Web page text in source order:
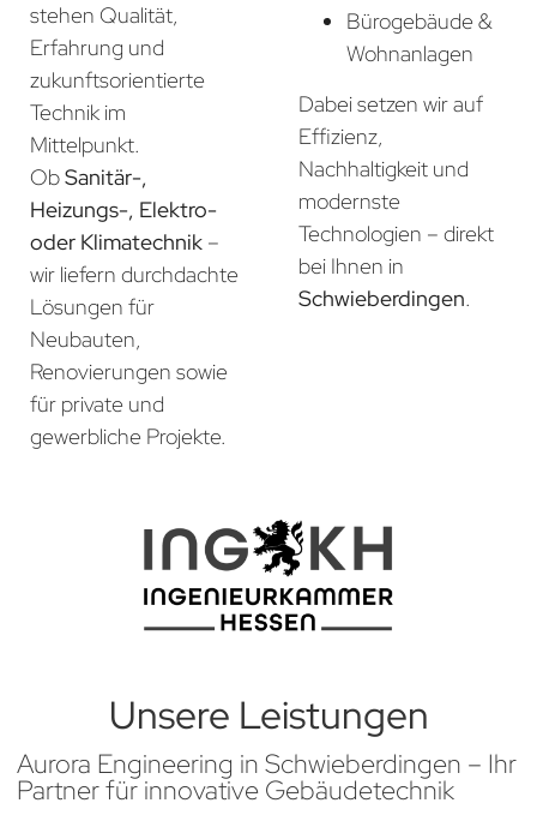
stehen Qualität,
Erfahrung und
zukunftsorientierte
Technik im
Mittelpunkt.
ObSanitär-,
Heizungs-, Elektro-
oder Klimatechnik –
wir liefern durchdachte
Lösungen für
Neubauten,
Renovierungen sowie
für private und
gewerbliche Projekte.
Bürogebäude &
Wohnanlagen
Dabei setzen wir auf
Effizienz,
Nachhaltigkeit und
modernste
Technologien – direkt
bei Ihnen in
Schwieberdingen.
Unsere Leistungen
Aurora Engineering in Schwieberdingen – Ihr
Partner für innovative Gebäudetechnik